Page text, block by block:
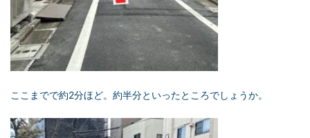
ここまでで約2分ほど。約半分といったところでしょうか。